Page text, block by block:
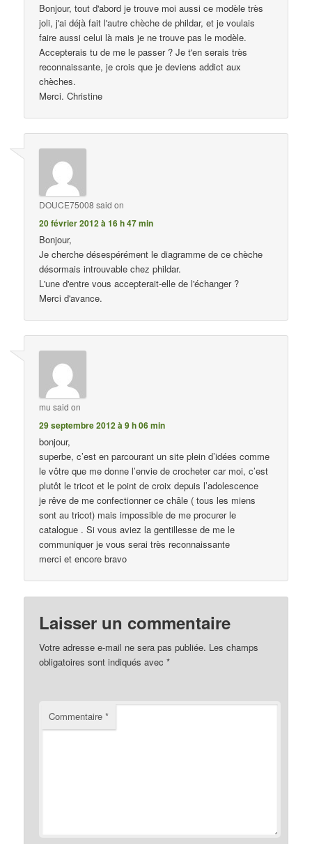
Bonjour, tout d'abord je trouve moi aussi ce modèle très
joli, j'ai déjà fait l'autre chèche de phildar, et je voulais
faire aussi celui là mais je ne trouve pas le modèle.
Accepterais tu de me le passer ? Je t'en serais très
reconnaissante, je crois que je deviens addict aux
chèches.
Merci. Christine
DOUCE75008 said on
20 février 2012 à 16 h 47 min
Bonjour,
Je cherche désespérément le diagramme de ce chèche
désormais introuvable chez phildar.
L'une d'entre vous accepterait-elle de l'échanger ?
Merci d'avance.
mu said on
29 septembre 2012 à 9 h 06 min
bonjour,
superbe, c’est en parcourant un site plein d’idées comme
le vôtre que me donne l’envie de crocheter car moi, c’est
plutôt le tricot et le point de croix depuis l’adolescence
je rêve de me confectionner ce châle ( tous les miens
sont au tricot) mais impossible de me procurer le
catalogue . Si vous aviez la gentillesse de me le
communiquer je vous serai très reconnaissante
merci et encore bravo
Laisser un commentaire
Votre adresse e-mail ne sera pas publiée. Les champs
obligatoires sont indiqués avec*
Commentaire*